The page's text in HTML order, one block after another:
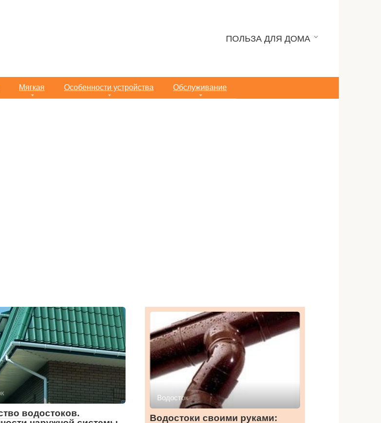
ПОЛЬЗА ДЛЯ ДОМА
Мягкая Особенности устройства Обслуживание
водостоков.
Водосток
Водостоки своими руками: